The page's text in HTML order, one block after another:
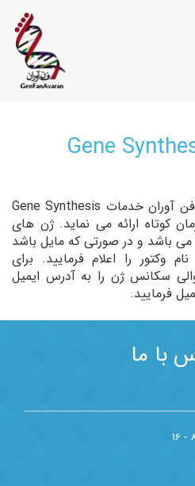
سرویس سنتز ژن شرکت ژن فن آوران خدمات Gene Synthesis
کوتاه ارائه می نماید. ژن های
سنتز شده درون وکتور puc57 می باشد و در صورتی که مایل باشد
وکتور را اعلام فرمایید. برای
سکانس ژن را به آدرس ایمیل
با ما